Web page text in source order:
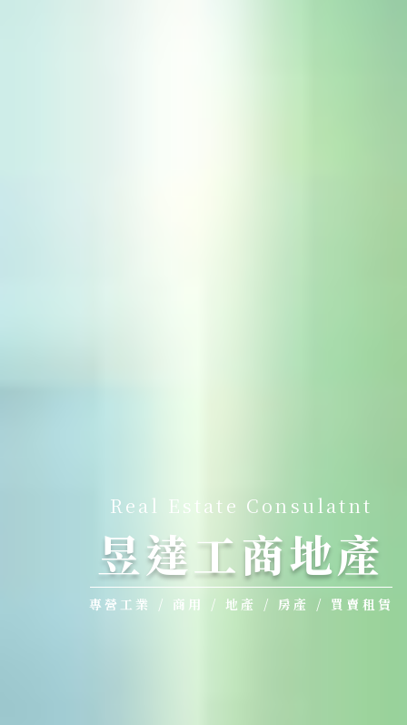
Real Estate Consulatnt
昱達工商地產
專營工業 / 商用 / 地產 / 房產 / 買賣租賃